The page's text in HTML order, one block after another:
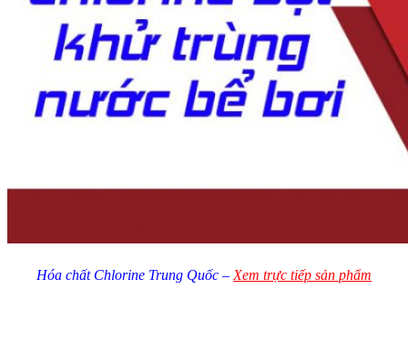
Hóa chất Chlorine Trung Quốc – Xem trực tiếp sản phẩm